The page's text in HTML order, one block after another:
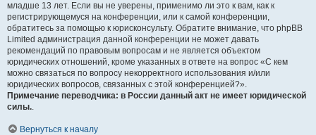
младше 13 лет. Если вы не уверены, применимо ли это к вам, как к
регистрирующемуся на конференции, или к самой конференции,
обратитесь за помощью к юрисконсульту. Обратите внимание, что phpBB
Limited администрация данной конференции не может давать
рекомендаций по правовым вопросам и не является объектом
юридических отношений, кроме указанных в ответе на вопрос «С кем
можно связаться по вопросу некорректного использования и/или
юридических вопросов, связанных с этой конференцией?».
Примечание переводчика: в России данный акт не имеет юридической
силы..
Вернуться к началу